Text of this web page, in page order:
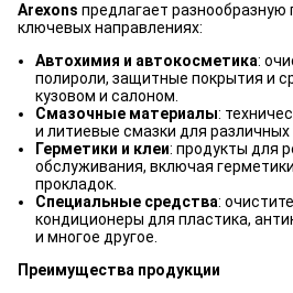
Arexons предлагает разнообразную
ключевых направлениях:
Автохимия и автокосметика:
полироли, защитные покрытия и
кузовом и салоном.
Смазочные материалы:
и литиевые смазки для различных
Герметики и клеи: продукты для
обслуживания, включая
прокладок.
Специальные средства:
кондиционеры для пластика,
и многое другое.
Преимущества продукции